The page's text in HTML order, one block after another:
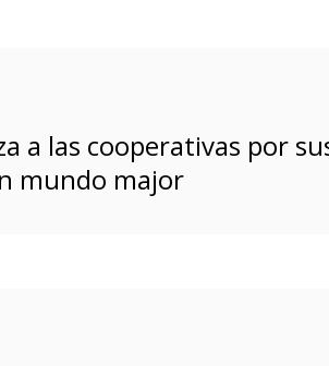
a las cooperativas por
mundo major